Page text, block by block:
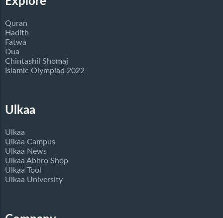
Quran
Hadith
Fatwa
Dua
Chintashil Shomaj
Islamic Olympiad 2022
Ulkaa
Ulkaa
Ulkaa Campus
Ulkaa News
Ulkaa Abhro Shop
Ulkaa Tool
Ulkaa University